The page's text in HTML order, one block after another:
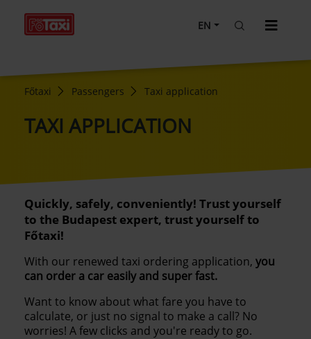
EN
Főtaxi Passengers Taxi application
TAXI APPLICATION
Quickly, safely, conveniently! Trust yourself
to the Budapest expert, trust yourself to
Főtaxi!
With our renewed taxi ordering application, you
can order a car easily and super fast.
Want to know about what fare you have to
calculate, or just no signal to make a call? No
worries! A few clicks and you're ready to go.